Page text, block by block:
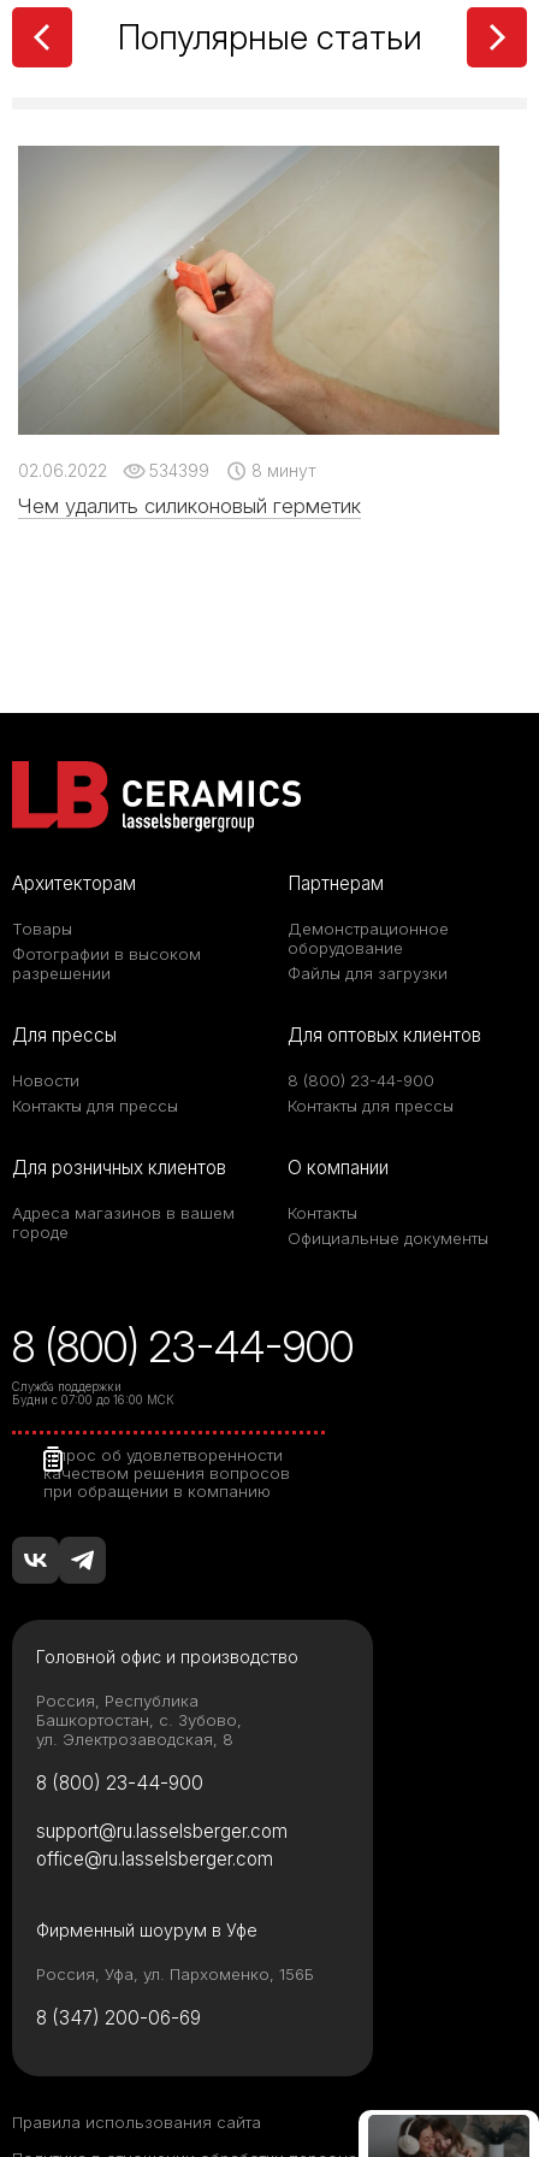
выбрать: виды,
рейтинг брендов и
советы мастера
Популярные статьи
02.06.2022 534399 8 минут
Чем удалить силиконовый герметик
Архитекторам
Товары
Фотографии в высоком
разрешении
Партнерам
Демонстрационное
оборудование
Файлы для загрузки
Для прессы
Новости
Контакты для прессы
Для оптовых клиентов
8 (800) 23-44-900
Контакты для прессы
Для розничных клиентов
Адреса магазинов в вашем
городе
О компании
Контакты
Официальные документы
8 (800) 23-44-900
Служба поддержки
Будни с 07:00 до 16:00 МСК
Опрос об удовлетворенности
качеством решения вопросов
при обращении в компанию
Головной офис и производство
Россия, Республика
Башкортостан, с. Зубово,
ул. Электрозаводская, 8
8 (800) 23-44-900
Фирменный шоурум в Уфе
Россия, Уфа, ул. Пархоменко, 156Б
8 (347) 200-06-69
support@ru.lasselsberger.com
office@ru.lasselsberger.com
Правила использования сайта